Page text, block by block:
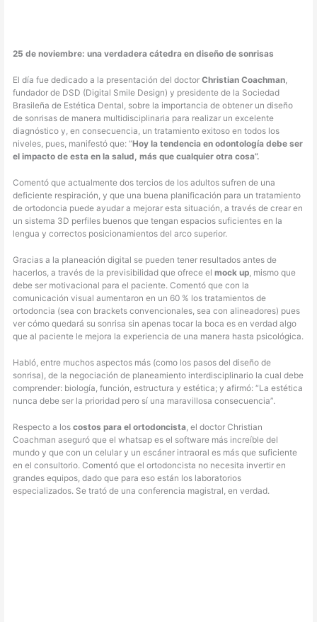
25 de noviembre: una verdadera cátedra en diseño de sonrisas
El día fue dedicado a la presentación del doctorChristian Coachman,
fundador de DSD (Digital Smile Design) y presidente de la Sociedad
Brasileña de Estética Dental, sobre la importancia de obtener un diseño
de sonrisas de manera multidisciplinaria para realizar un excelente
diagnóstico y, en consecuencia, un tratamiento exitoso en todos los
niveles, pues, manifestó que: “Hoy la tendencia en odontología debe ser
el impacto de esta en la salud, más que cualquier otra cosa”.
Comentó que actualmente dos tercios de los adultos sufren de una
deficiente respiración, y que una buena planificación para un tratamiento
de ortodoncia puede ayudar a mejorar esta situación, a través de crear en
un sistema 3D perfiles buenos que tengan espacios suficientes en la
lengua y correctos posicionamientos del arco superior.
Gracias a la planeación digital se pueden tener resultados antes de
hacerlos, a través de la previsibilidad que ofrece elmock up, mismo que
debe ser motivacional para el paciente. Comentó que con la
comunicación visual aumentaron en un 60 % los tratamientos de
ortodoncia (sea con brackets convencionales, sea con alineadores) pues
ver cómo quedará su sonrisa sin apenas tocar la boca es en verdad algo
que al paciente le mejora la experiencia de una manera hasta psicológica.
Habló, entre muchos aspectos más (como los pasos del diseño de
sonrisa), de la negociación de planeamiento interdisciplinario la cual debe
comprender: biología, función, estructura y estética; y afirmó: “La estética
nunca debe ser la prioridad pero sí una maravillosa consecuencia”.
Respecto a loscostos para el ortodoncista, el doctor Christian
Coachman aseguró que el whatsap es el software más increíble del
mundo y que con un celular y un escáner intraoral es más que suficiente
en el consultorio. Comentó que el ortodoncista no necesita invertir en
grandes equipos, dado que para eso están los laboratorios
especializados. Se trató de una conferencia magistral, en verdad.